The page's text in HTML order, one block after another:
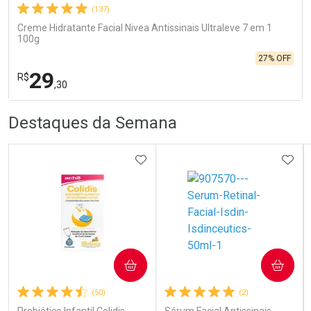
(137)
Creme Hidratante Facial Nivea Antissinais Ultraleve 7 em 1
100g
R$29,30
27% OFF
Laboratório
Por Menos
Destaques da Semana
(50)
ADICIONAR AOS FAVORITOS
COMPRAR
(2)
COMPRAR